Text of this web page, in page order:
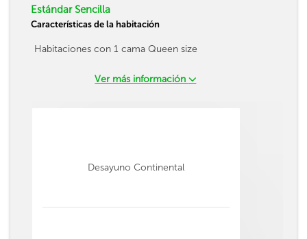
Estándar Sencilla
Características de la habitación
Habitaciones con 1 cama Queen size
Ver más información
Desayuno Continental